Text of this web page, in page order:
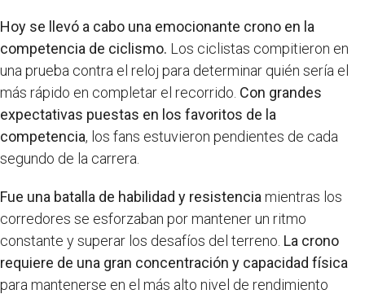
Hoy se llevó a cabo una emocionante crono en la
competencia de ciclismo. Los ciclistas compitieron en
una prueba contra el reloj para determinar quién sería el
más rápido en completar el recorrido. Con grandes
expectativas puestas en los favoritos de la
competencia, los fans estuvieron pendientes de cada
segundo de la carrera.
Fue una batalla de habilidad y resistencia mientras los
corredores se esforzaban por mantener un ritmo
constante y superar los desafíos del terreno. La crono
requiere de una gran concentración y capacidad física
para mantenerse en el más alto nivel de rendimiento